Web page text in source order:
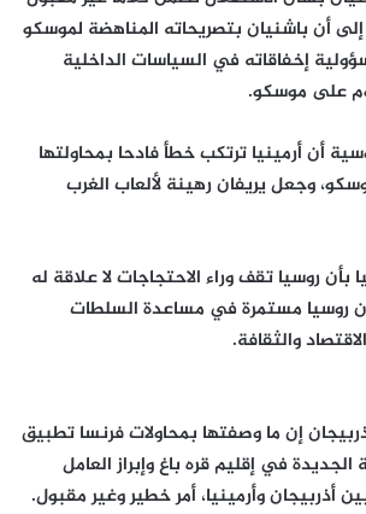
أن باشنيان بتصريحاته المناهضة لموسكو
إخفاقاته في السياسات الداخلية
على موسكو.
أن أرمينيا ترتكب خطأ فادحا بمحاولتها
وجعل يريفان رهينة لألعاب الغرب
بأن روسيا تقف وراء الاحتجاجات لا علاقة له
روسيا مستمرة في مساعدة السلطات
والثقافة.
إن ما وصفتها بمحاولات فرنسا تطبيق
الجديدة في إقليم قره باغ وإبراز العامل
أذربيجان وأرمينيا، أمر خطير وغير مقبول.